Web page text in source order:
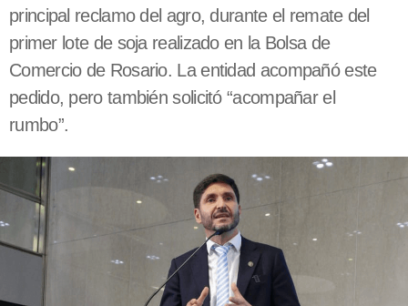
principal reclamo del agro, durante el remate del
primer lote de soja realizado en la Bolsa de
Comercio de Rosario. La entidad acompañó este
pedido, pero también solicitó “acompañar el
rumbo”.